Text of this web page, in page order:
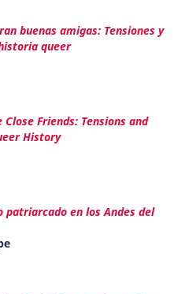
buenas amigas: Tensiones y
queer
Friends: Tensions and
History
patriarcado en los Andes del